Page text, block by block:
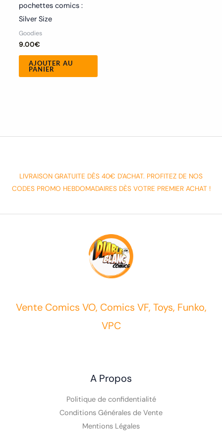
pochettes comics :
Silver Size
Goodies
9.00€
AJOUTER AU
PANIER
LIVRAISON GRATUITE DÈS 40€ D'ACHAT. PROFITEZ DE NOS
CODES PROMO HEBDOMADAIRES DÈS VOTRE PREMIER ACHAT !
Vente Comics VO, Comics VF, Toys, Funko,
VPC
A Propos
Politique de confidentialité
Conditions Générales de Vente
Mentions Légales